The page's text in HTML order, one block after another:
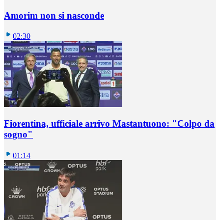
Amorim non si nasconde
02:30
Fiorentina, ufficiale arrivo Mastantuono: "Colpo da
sogno"
01:14